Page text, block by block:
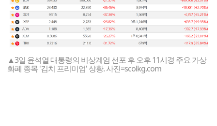
▲3일 윤석열 대통령의 비상계엄 선포 후 오후 11시경 주요 가상
화폐 종목 '김치 프리미엄' 상황. 사진=scolkg.com